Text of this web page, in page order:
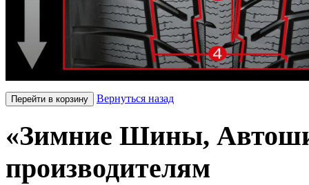
Вернуться назад
«Зимние Шины,
производителям